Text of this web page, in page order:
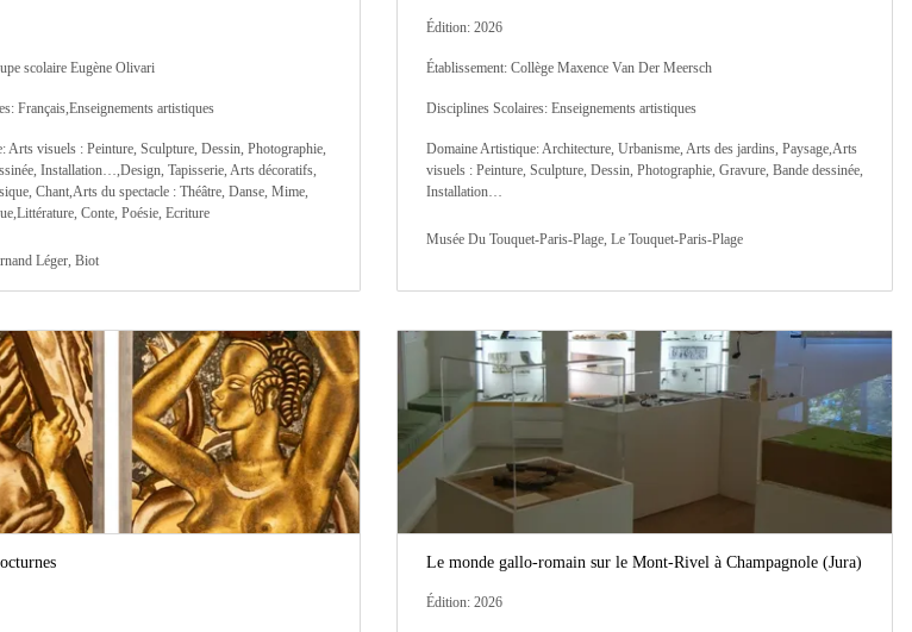
scolaire Eugène Olivari
Français,Enseignements artistiques
Arts visuels : Peinture, Sculpture, Dessin, Photographie,
Installation…,Design, Tapisserie, Arts décoratifs,
Chant,Arts du spectacle : Théâtre, Danse, Mime,
Conte, Poésie, Ecriture
Léger, Biot
Édition: 2026
Établissement: Collège Maxence Van Der Meersch
Disciplines Scolaires: Enseignements artistiques
Domaine Artistique: Architecture, Urbanisme, Arts des jardins, Paysage,Arts
visuels : Peinture, Sculpture, Dessin, Photographie, Gravure, Bande dessinée,
Installation…
Musée Du Touquet-Paris-Plage, Le Touquet-Paris-Plage
Le monde gallo-romain sur le Mont-Rivel à Champagnole (Jura)
Édition: 2026